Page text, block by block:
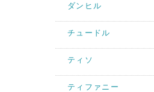
ダンヒル
チュードル
ティソ
ティファニー